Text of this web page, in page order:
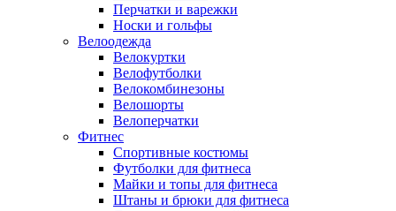
Перчатки и варежки
Носки и гольфы
Велоодежда
Велокуртки
Велофутболки
Велокомбинезоны
Велошорты
Велоперчатки
Фитнес
Спортивные костюмы
Футболки для фитнеса
Майки и топы для фитнеса
Штаны и брюки для фитнеса